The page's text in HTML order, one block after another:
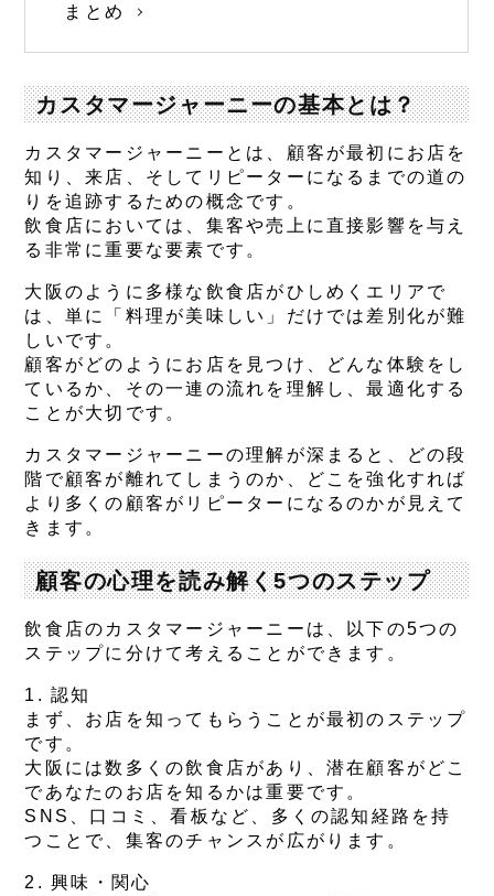
まとめ
カスタマージャーニーの基本とは？
カスタマージャーニーとは、顧客が最初にお店を
知り、来店、そしてリピーターになるまでの道の
りを追跡するための概念です。
飲食店においては、集客や売上に直接影響を与え
る非常に重要な要素です。
大阪のように多様な飲食店がひしめくエリアで
は、単に「料理が美味しい」だけでは差別化が難
しいです。
顧客がどのようにお店を見つけ、どんな体験をし
ているか、その一連の流れを理解し、最適化する
ことが大切です。
カスタマージャーニーの理解が深まると、どの段
階で顧客が離れてしまうのか、どこを強化すれば
より多くの顧客がリピーターになるのかが見えて
きます。
顧客の心理を読み解く5つのステップ
飲食店のカスタマージャーニーは、以下の5つの
ステップに分けて考えることができます。
1. 認知
まず、お店を知ってもらうことが最初のステップ
です。
大阪には数多くの飲食店があり、潜在顧客がどこ
であなたのお店を知るかは重要です。
SNS、口コミ、看板など、多くの認知経路を持
つことで、集客のチャンスが広がります。
2. 興味・関心